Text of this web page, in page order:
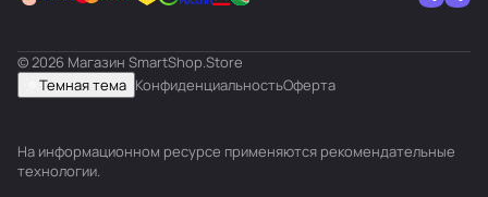
© 2026 Магазин SmartShop.Store
Темная тема КонфиденциальностьОферта
На информационном ресурсе применяются рекомендательные
технологии.